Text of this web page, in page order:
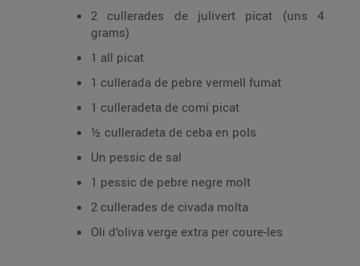
2 cullerades de julivert picat (uns 4
grams)
1 all picat
1 cullerada de pebre vermell fumat
1 culleradeta de comí picat
½ culleradeta de ceba en pols
Un pessic de sal
1 pessic de pebre negre molt
2 cullerades de civada molta
Oli d’oliva verge extra per coure-les